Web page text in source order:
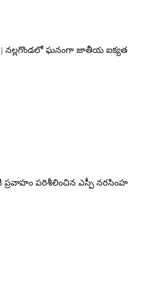
| నల్లగొండలో ఘనంగా జాతీయ ఐక్యత
ప్రవాహం పరిశీలించిన ఎస్పీ నరసింహ